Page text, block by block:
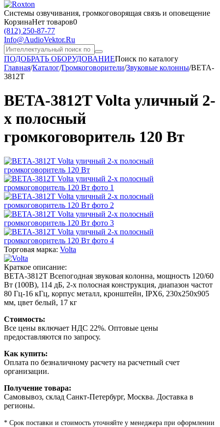
Системы озвучивания, громкоговорящая связь и оповещение
КорзинаНет товаров0
(812) 250-87-77
Info@AudioVektor.Ru
ПОДОБРАТЬ ОБОРУДОВАНИЕПоиск по каталогу
Главная/Каталог/Громкоговорители/Звуковые колонны/BETA-
3812T
BETA-3812T Volta уличный 2-
х полосный
громкоговоритель 120 Вт
Торговая марка: Volta
Краткое описание:
BETA-3812T Всепогодная звуковая колонна, мощность 120/60
Вт (100В), 114 дБ, 2-х полосная конструкция, диапазон частот
80 Гц-16 кГц, корпус металл, кронштейн, IPX6, 230х250х905
мм, цвет белый, 17 кг
Стоимость:
Все цены включает НДС 22%. Оптовые цены
предоставляются по запросу.
Как купить:
Оплата по безналичному расчету на расчетный счет
организации.
Получение товара:
Самовывоз, склад Санкт-Петербург, Москва. Доставка в
регионы.
* Срок поставки и стоимость уточняйте у менеджера при оформлении